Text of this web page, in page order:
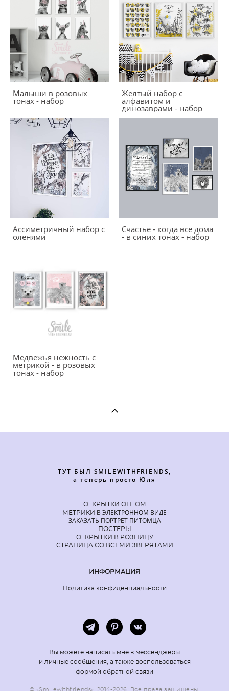
Малыши в розовых
тонах - набор
Жёлтый набор с
алфавитом и
динозаврами - набор
Ассиметричный набор с
оленями
Счастье - когда все дома
- в синих тонах - набор
Медвежья нежность с
метрикой - в розовых
тонах - набор
ТУТ БЫЛ SMILEWITHFRIENDS,
а теперь просто Юля
ОТКРЫТКИ ОПТОМ
МЕТРИКИ В ЭЛЕКТРОННОМ ВИДЕ
ЗАКАЗАТЬ ПОРТРЕТ ПИТОМЦА
ПОСТЕРЫ
ОТКРЫТКИ В РОЗНИЦУ
СТРАНИЦА СО ВСЕМИ ЗВЕРЯТАМИ
ИНФОРМАЦИЯ
Политика конфиденциальности
Вы можете написать мне в мессенджеры
и личные сообщения, а также воспользоваться
формой обратной связи
© «Smilewithfriends», 2014-2026. Все права защищены.